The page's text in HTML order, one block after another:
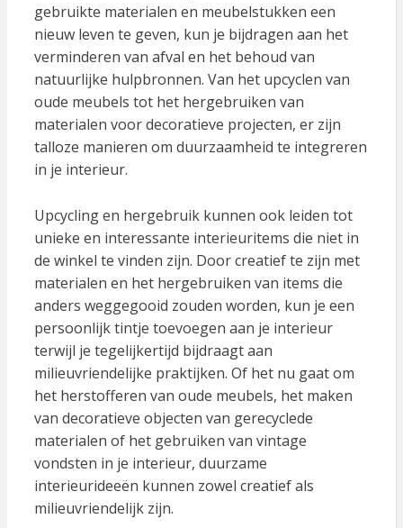
gebruikte materialen en meubelstukken een
nieuw leven te geven, kun je bijdragen aan het
verminderen van afval en het behoud van
natuurlijke hulpbronnen. Van het upcyclen van
oude meubels tot het hergebruiken van
materialen voor decoratieve projecten, er zijn
talloze manieren om duurzaamheid te integreren
in je interieur.
Upcycling en hergebruik kunnen ook leiden tot
unieke en interessante interieuritems die niet in
de winkel te vinden zijn. Door creatief te zijn met
materialen en het hergebruiken van items die
anders weggegooid zouden worden, kun je een
persoonlijk tintje toevoegen aan je interieur
terwijl je tegelijkertijd bijdraagt aan
milieuvriendelijke praktijken. Of het nu gaat om
het herstofferen van oude meubels, het maken
van decoratieve objecten van gerecyclede
materialen of het gebruiken van vintage
vondsten in je interieur, duurzame
interieurideeën kunnen zowel creatief als
milieuvriendelijk zijn.